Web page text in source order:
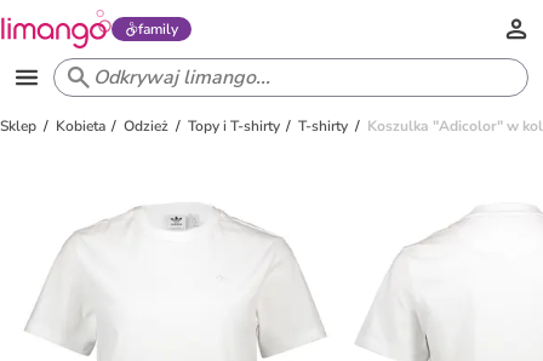
family
Sklep Kobieta Odzież Topy i T-shirty T-shirty Koszulka "Adicolor" w